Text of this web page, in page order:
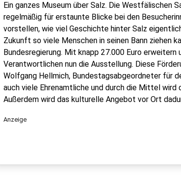
Ein ganzes Museum über Salz. Die Westfälischen
regelmäßig für erstaunte Blicke bei den
vorstellen, wie viel Geschichte hinter Salz
Zukunft so viele Menschen in seinen Bann ziehen
Bundesregierung. Mit knapp 27.000 Euro erweitern
Verantwortlichen nun die Ausstellung. Diese
Wolfgang Hellmich, Bundestagsabgeordneter für
auch viele Ehrenamtliche und durch die Mittel
Außerdem wird das kulturelle Angebot vor Ort
Anzeige